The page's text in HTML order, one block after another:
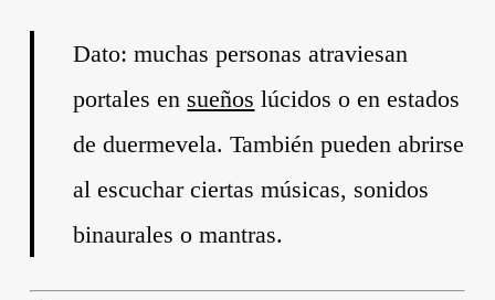
Dato: muchas personas atraviesan
portales en sueños lúcidos o en estados
de duermevela. También pueden abrirse
al escuchar ciertas músicas, sonidos
binaurales o mantras.